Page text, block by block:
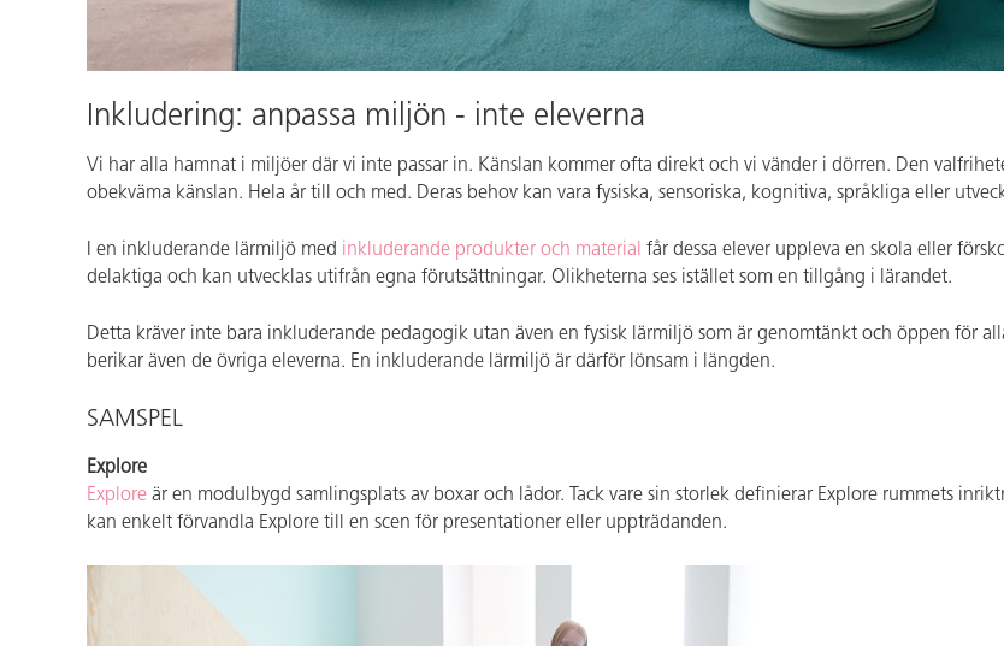
Inkludering: anpassa miljön - inte eleverna
Vi har alla hamnat i miljöer där vi inte passar in. Känslan kommer ofta direkt och vi vänder i dörren. Den
obekväma känslan. Hela år till och med. Deras behov kan vara fysiska, sensoriska, kognitiva, språkliga eller
I en inkluderande lärmiljö med inkluderande produkter och material får dessa elever uppleva en skola eller
delaktiga och kan utvecklas utifrån egna förutsättningar. Olikheterna ses istället som en tillgång i lärandet.
Detta kräver inte bara inkluderande pedagogik utan även en fysisk lärmiljö som är genomtänkt och öppen för
berikar även de övriga eleverna. En inkluderande lärmiljö är därför lönsam i längden.
SAMSPEL
Explore
Explore är en modulbygd samlingsplats av boxar och lådor. Tack vare sin storlek definierar Explore rummets
kan enkelt förvandla Explore till en scen för presentationer eller uppträdanden.